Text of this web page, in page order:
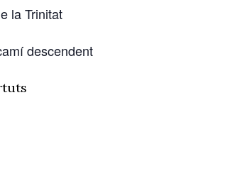
la Trinitat
descendent